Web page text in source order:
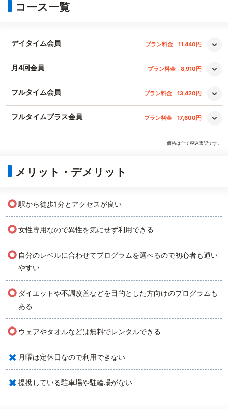
コース一覧
デイタイム会員 プラン料金 11,440円
月4回会員 プラン料金 8,910円
フルタイム会員 プラン料金 13,420円
フルタイムプラス会員 プラン料金 17,600円
価格は全て税込表記です。
メリット・デメリット
○駅から徒歩1分とアクセスが良い
○女性専用なので異性を気にせず利用できる
○ 自分のレベルに合わせてプログラムを選べるので初心者も通い
やすい
○ ダイエットや不調改善などを目的とした方向けのプログラムも
ある
○ ウェアやタオルなどは無料でレンタルできる
× 月曜は定休日なので利用できない
× 提携している駐車場や駐輪場がない